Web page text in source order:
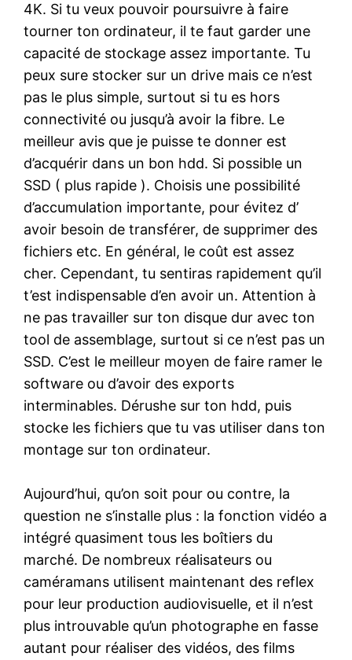
4K. Si tu veux pouvoir poursuivre à faire
tourner ton ordinateur, il te faut garder une
capacité de stockage assez importante. Tu
peux sure stocker sur un drive mais ce n’est
pas le plus simple, surtout si tu es hors
connectivité ou jusqu’à avoir la fibre. Le
meilleur avis que je puisse te donner est
d’acquérir dans un bon hdd. Si possible un
SSD ( plus rapide ). Choisis une possibilité
d’accumulation importante, pour évitez d’
avoir besoin de transférer, de supprimer des
fichiers etc. En général, le coût est assez
cher. Cependant, tu sentiras rapidement qu’il
t’est indispensable d’en avoir un. Attention à
ne pas travailler sur ton disque dur avec ton
tool de assemblage, surtout si ce n’est pas un
SSD. C’est le meilleur moyen de faire ramer le
software ou d’avoir des exports
interminables. Dérushe sur ton hdd, puis
stocke les fichiers que tu vas utiliser dans ton
montage sur ton ordinateur.
Aujourd’hui, qu’on soit pour ou contre, la
question ne s’installe plus : la fonction vidéo a
intégré quasiment tous les boîtiers du
marché. De nombreux réalisateurs ou
caméramans utilisent maintenant des reflex
pour leur production audiovisuelle, et il n’est
plus introuvable qu’un photographe en fasse
autant pour réaliser des vidéos, des films